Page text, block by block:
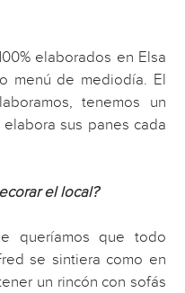
elaborados en Elsa
menú de mediodía. El
tenemos un
sus panes cada
el local?
queríamos que todo
se sintiera como en
un rincón con sofás